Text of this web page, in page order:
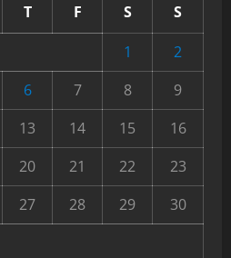
T F S
S
1
2
6 7 8
9
13 14 15
16
20 21 22
23
27 28 29
30